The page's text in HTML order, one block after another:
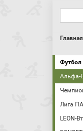
Главная
Футбол
Альфа-
Лига
LEON-